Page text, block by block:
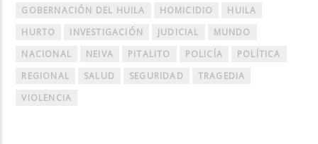
GOBERNACIÓN DEL HUILA
HOMICIDIO
HUILA
HURTO
INVESTIGACIÓN JUDICIAL
MUNDO
NACIONAL
NEIVA PITALITO POLICÍA
POLÍTICA
REGIONAL
SALUD SEGURIDAD
TRAGEDIA
VIOLENCIA